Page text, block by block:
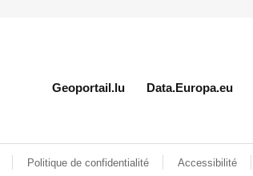
Geoportail.lu Data.Europa.eu
Politique de confidentialité Accessibilité